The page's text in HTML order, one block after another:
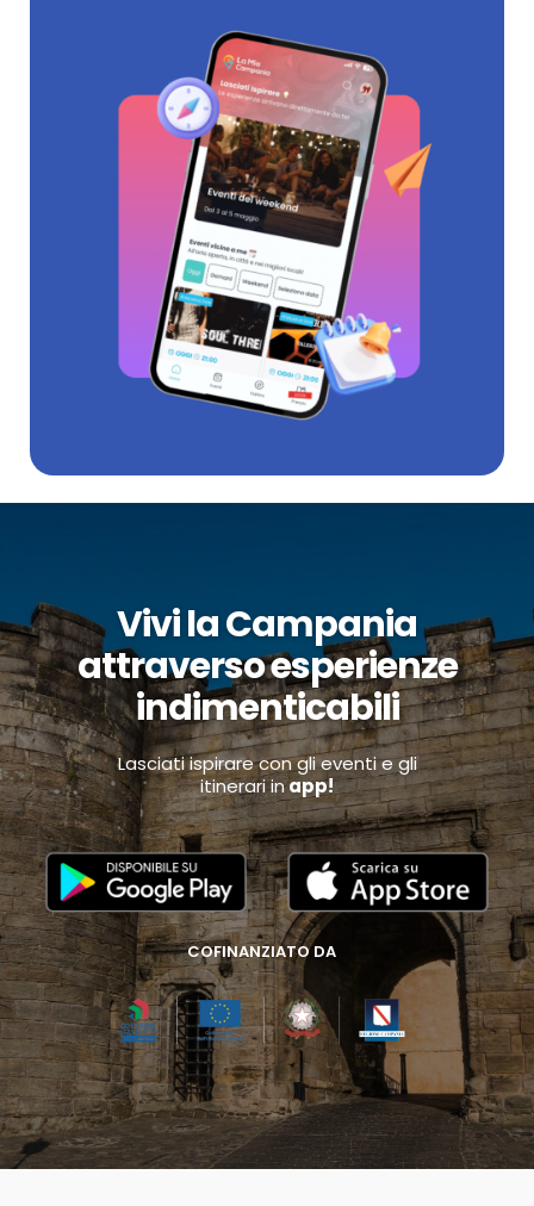
Vivi la Campania
attraverso esperienze
indimenticabili
Lasciati ispirare con gli eventi e gli
itinerari inapp!
COFINANZIATO DA